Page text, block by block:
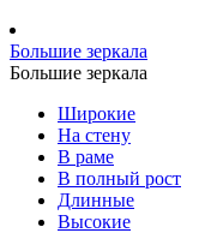
Большие зеркала
Большие зеркала
Широкие
На стену
В раме
В полный рост
Длинные
Высокие